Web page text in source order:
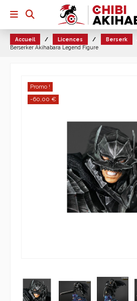
Accueil Licences Berserk
Berserker Akihabara Legend Figure
Promo !
-60,00 €